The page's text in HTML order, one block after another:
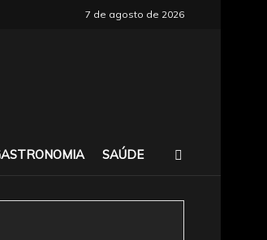
7 de agosto de 2026
SAÚDE